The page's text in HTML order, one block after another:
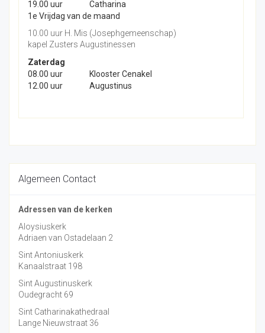
19.00 uur
Catharina
1e Vrijdag van de maand
10.00 uur H. Mis (Josephgemeenschap)
kapel Zusters Augustinessen
Zaterdag
08.00 uur
Klooster Cenakel
12.00 uur
Augustinus
Algemeen Contact
Adressen van de kerken
Aloysiuskerk
Adriaen van Ostadelaan 2
Sint Antoniuskerk
Kanaalstraat 198
Sint Augustinuskerk
Oudegracht 69
Sint Catharinakathedraal
Lange Nieuwstraat 36